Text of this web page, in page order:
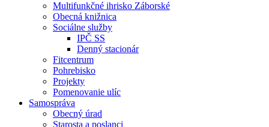
Multifunkčné ihrisko Záborské
Obecná knižnica
Sociálne služby
IPČ SS
Denný stacionár
Fitcentrum
Pohrebisko
Projekty
Pomenovanie ulíc
Samospráva
Obecný úrad
Starosta a poslanci